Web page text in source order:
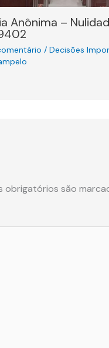
Anônima –
/ Decisões
obrigatórios são